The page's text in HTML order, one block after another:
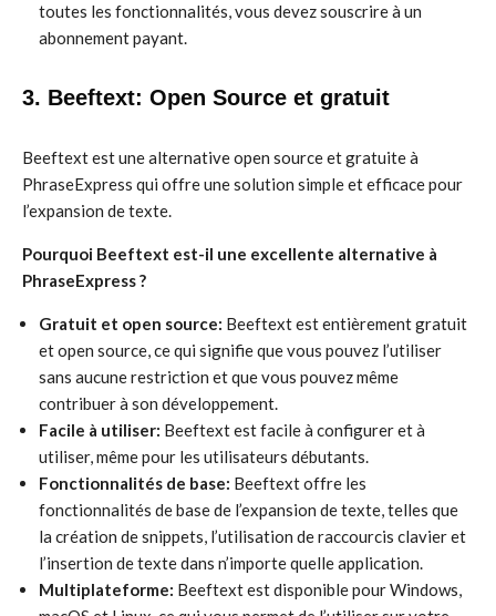
toutes les fonctionnalités, vous devez souscrire à un
abonnement payant.
3. Beeftext: Open Source et gratuit
Beeftext est une alternative open source et gratuite à
PhraseExpress qui offre une solution simple et efficace pour
l’expansion de texte.
Pourquoi Beeftext est-il une excellente alternative à
PhraseExpress ?
Gratuit et open source: Beeftext est entièrement gratuit
et open source, ce qui signifie que vous pouvez l’utiliser
sans aucune restriction et que vous pouvez même
contribuer à son développement.
Facile à utiliser: Beeftext est facile à configurer et à
utiliser, même pour les utilisateurs débutants.
Fonctionnalités de base: Beeftext offre les
fonctionnalités de base de l’expansion de texte, telles que
la création de snippets, l’utilisation de raccourcis clavier et
l’insertion de texte dans n’importe quelle application.
Multiplateforme: Beeftext est disponible pour Windows,